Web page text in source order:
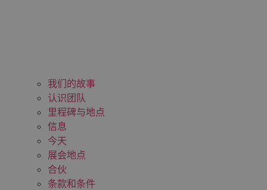
我们的故事
认识团队
里程碑与地点
信息
今天
展会地点
合伙
条款和条件